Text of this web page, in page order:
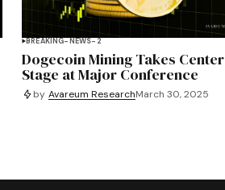
BREAKING-NEWS-2
Dogecoin Mining Takes Center
Stage at Major Conference
by Avareum ResearchMarch 30, 2025